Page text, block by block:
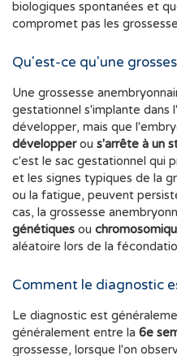
biologiques spontanées et
compromet pas les
Qu'est-ce qu'une
Une grossesse
gestationnel s'implante dans
développer, mais que
développerou s'arrête à un
c'est le sac gestationnel qui
et les signes typiques de la
ou la fatigue, peuvent
cas, la grossesse
génétiques ou
aléatoire lors de la
Comment le diagnostic
Le diagnostic est
généralement entre la 6e
grossesse, lorsque l'on